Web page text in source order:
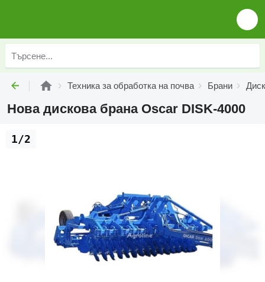
Техника за обработка на почва Брани
Нова дискова брана Oscar DISK-4000
1/2